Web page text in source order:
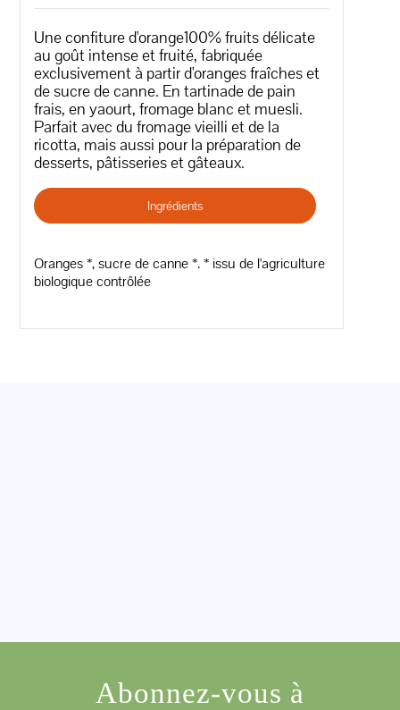
Une confiture d'orange100% fruits délicate
au goût intense et fruité, fabriquée
exclusivement à partir d'oranges fraîches et
de sucre de canne. En tartinade de pain
frais, en yaourt, fromage blanc et muesli.
Parfait avec du fromage vieilli et de la
ricotta, mais aussi pour la préparation de
desserts, pâtisseries et gâteaux.
Ingrédients
Oranges *, sucre de canne *. * issu de l'agriculture
biologique contrôlée
Abonnez-vous à